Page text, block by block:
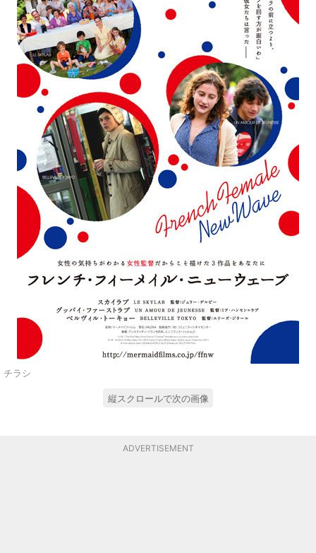
チラシ
縦スクロールで次の画像
ADVERTISEMENT